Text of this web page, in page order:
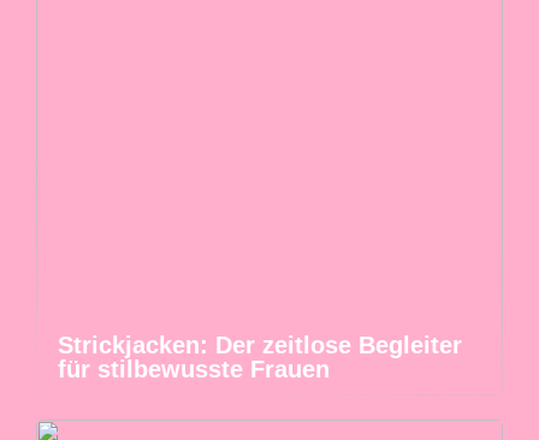
Strickjacken: Der zeitlose Begleiter
für stilbewusste Frauen